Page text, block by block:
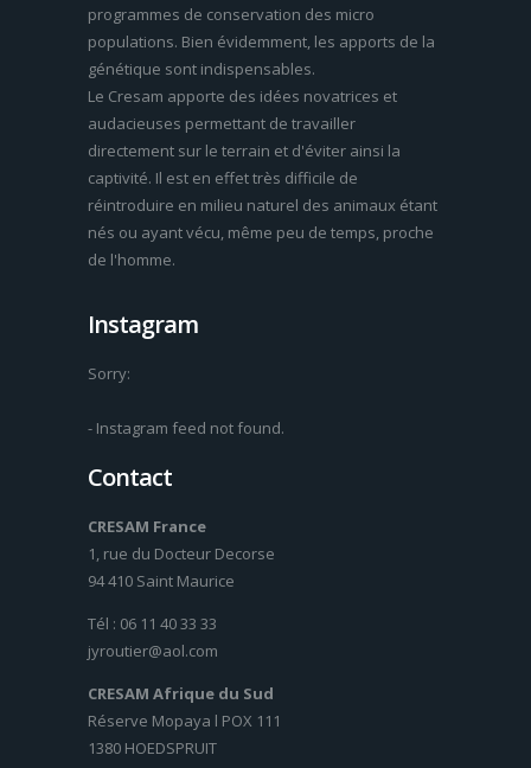
programmes de conservation des micro
populations. Bien évidemment, les apports de la
génétique sont indispensables.
Le Cresam apporte des idées novatrices et
audacieuses permettant de travailler
directement sur le terrain et d'éviter ainsi la
captivité. Il est en effet très difficile de
réintroduire en milieu naturel des animaux étant
nés ou ayant vécu, même peu de temps, proche
de l'homme.
Instagram
Sorry:
- Instagram feed not found.
Contact
CRESAM France
1, rue du Docteur Decorse
94 410 Saint Maurice
Tél : 06 11 40 33 33
jyroutier@aol.com
CRESAM Afrique du Sud
Réserve Mopaya l POX 111
1380 HOEDSPRUIT